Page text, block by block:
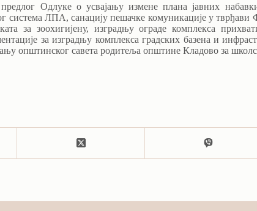
Одлуке о усвајању измене плана јавних
ЛПА, санацију пешачке комуникације у тврђави
за зоохигијену, изградњу ограде комплекса
за изградњу комплекса градских базена и
општинског савета родитеља општине Кладово за